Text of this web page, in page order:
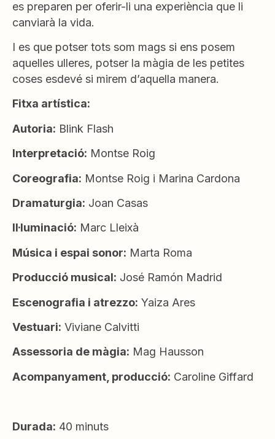
es preparen per oferir-li una experiència que li
canviarà la vida.
I es que potser tots som mags si ens posem
aquelles ulleres, potser la màgia de les petites
coses esdevé si mirem d’aquella manera.
Fitxa artística:
Autoria: Blink Flash
Interpretació: Montse Roig
Coreografia: Montse Roig i Marina Cardona
Dramaturgia: Joan Casas
Il·luminació: Marc Lleixà
Música i espai sonor: Marta Roma
Producció musical: José Ramón Madrid
Escenografia i atrezzo: Yaiza Ares
Vestuari: Viviane Calvitti
Assessoria de màgia: Mag Hausson
Acompanyament, producció: Caroline Giffard
Durada: 40 minuts